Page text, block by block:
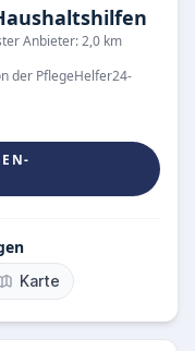
Anbieter: 2,0 km
der PflegeHelfer24-
Karte